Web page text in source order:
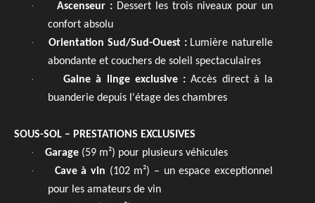
· Ascenseur :Dessert les trois niveaux pour un
confort absolu
· Orientation Sud/Sud-Ouest :Lumière naturelle
abondante et couchers de soleil spectaculaires
· Gaine à linge exclusive : Accès direct à la
buanderie depuis l'étage des chambres
SOUS-SOL – PRESTATIONS EXCLUSIVES
· Garage (59 m²) pour plusieurs véhicules
· Cave à vin (102 m²) – un espace exceptionnel
pour les amateurs de vin